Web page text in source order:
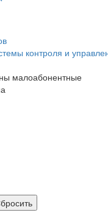
контроля и
малоабонентные